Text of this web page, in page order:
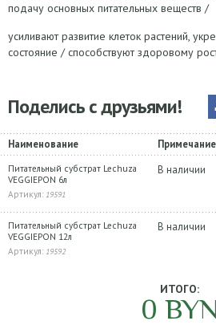
подачу основных питательных веществ /
усиливают развитие клеток растений,
состояние / способствуют здоровому
Поделись с друзьями!
Наименование Примечание
Питательный субстрат Lechuza
VEGGIEPON 6л
Артикул: 19591
В наличии
Питательный субстрат Lechuza
VEGGIEPON 12л
Артикул: 19592
В наличии
ИТОГО:
0 BYN